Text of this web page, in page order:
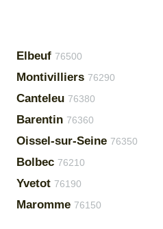
Elbeuf 76500
Montivilliers 76290
Canteleu 76380
Barentin 76360
Oissel-sur-Seine 76350
Bolbec 76210
Yvetot 76190
Maromme 76150